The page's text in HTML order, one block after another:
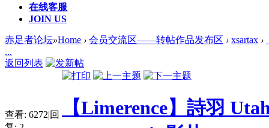
在线客服
JOIN US
赤足者论坛»Home › 会员交流区——转帖作品发布区 › xsartax ›
...
返回列表
查看: 6272|回
【Limerence】詩羽